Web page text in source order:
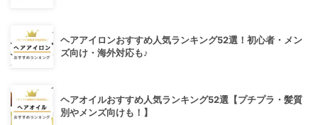
ヘアアイロンおすすめ人気ランキング52選！初心者・メン
ズ向け・海外対応も♪
ヘアオイルおすすめ人気ランキング52選【プチプラ・髪質
別やメンズ向けも！】